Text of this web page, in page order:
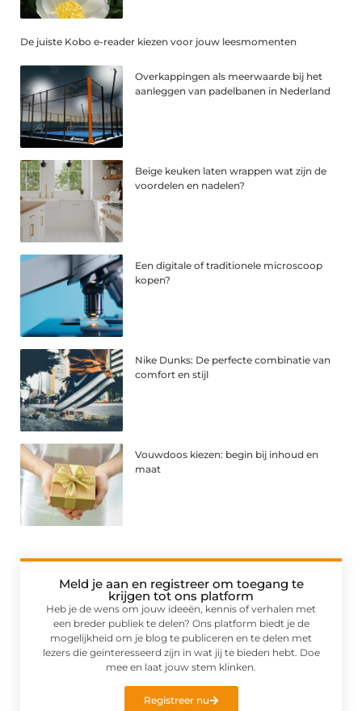
De juiste Kobo e-reader kiezen voor jouw leesmomenten
Overkappingen als meerwaarde bij het
aanleggen van padelbanen in Nederland
Beige keuken laten wrappen wat zijn de
voordelen en nadelen?
Een digitale of traditionele microscoop
kopen?
Nike Dunks: De perfecte combinatie van
comfort en stijl
Vouwdoos kiezen: begin bij inhoud en
maat
Meld je aan en registreer om toegang te
krijgen tot ons platform
Heb je de wens om jouw ideeën, kennis of verhalen met
een breder publiek te delen? Ons platform biedt je de
mogelijkheid om je blog te publiceren en te delen met
lezers die geïnteresseerd zijn in wat jij te bieden hebt. Doe
mee en laat jouw stem klinken.
Registreer nu